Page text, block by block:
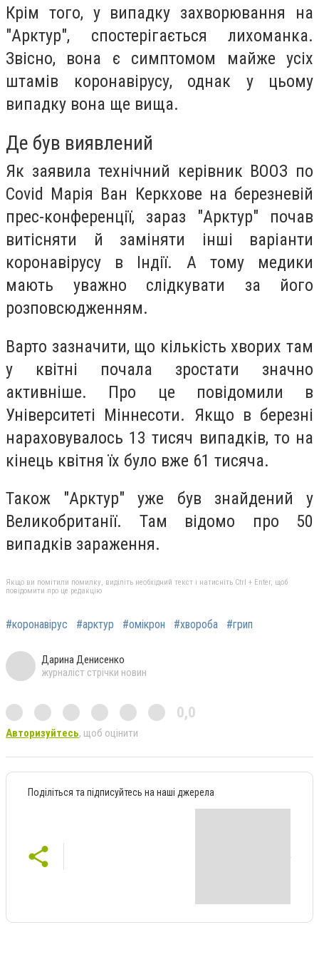
Крім того, у випадку захворювання на
"Арктур", спостерігається лихоманка.
Звісно, вона є симптомом майже усіх
штамів коронавірусу, однак у цьому
випадку вона ще вища.
Де був виявлений
Як заявила технічний керівник ВООЗ по
Covid Марія Ван Керкхове на березневій
прес-конференції, зараз "Арктур" почав
витісняти й заміняти інші варіанти
коронавірусу в Індії. А тому медики
мають уважно слідкувати за його
розповсюдженням.
Варто зазначити, що кількість хворих там
у квітні почала зростати значно
активніше. Про це повідомили в
Університеті Міннесоти. Якщо в березні
нараховувалось 13 тисяч випадків, то на
кінець квітня їх було вже 61 тисяча.
Також "Арктур" уже був знайдений у
Великобританії. Там відомо про 50
випадків зараження.
Якщо ви помітили помилку, виділіть необхідний текст і натисніть Ctrl + Enter, щоб
повідомити про це редакцію
#коронавірус #арктур #омікрон #хвороба #грип
Дарина Денисенко
журналіст стрічки новин
0,0
Авторизуйтесь, щоб оцінити
Поділіться та підписуйтесь на наші джерела